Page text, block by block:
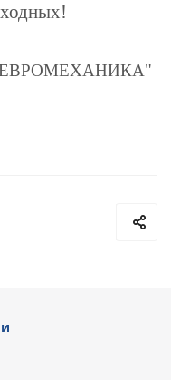
"ЕВРОМЕХАНИКА"